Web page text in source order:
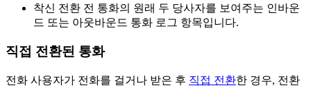
착신 전환 전 통화의 원래 두 당사자를 보여주는 인바운
드 또는 아웃바운드 통화 로그 항목입니다.
직접 전환된 통화
전화 사용자가 전화를 걸거나 받은 후 직접 전환한 경우, 전환